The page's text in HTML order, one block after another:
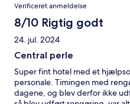
Verificeret anmeldelse
8/10 Rigtig godt
24. jul. 2024
Central perle
Super fint hotel med et
personale. Timingen med
dagene, og blev derfor ikke